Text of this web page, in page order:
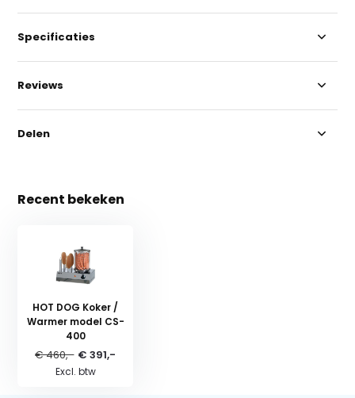
Specificaties
Reviews
Delen
Recent bekeken
HOT DOG Koker /
Warmer model CS-
400
€ 460,- € 391,-
Excl. btw